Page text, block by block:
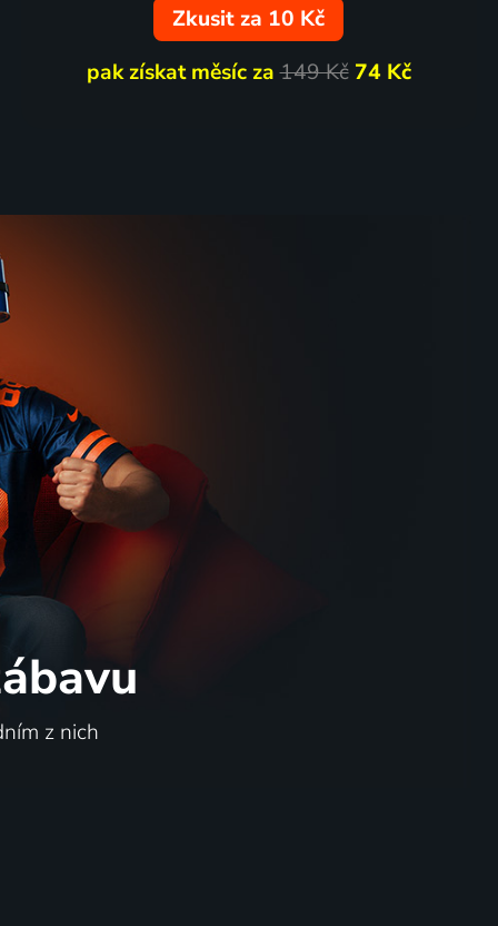
Zkusit za 10 Kč
pak získat měsíc za149 Kč 74 Kč
z nich